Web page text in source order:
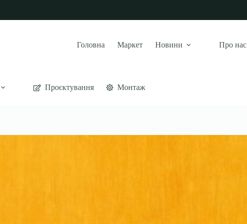
Головна Маркет Новини Про нас
Проєктування Монтаж